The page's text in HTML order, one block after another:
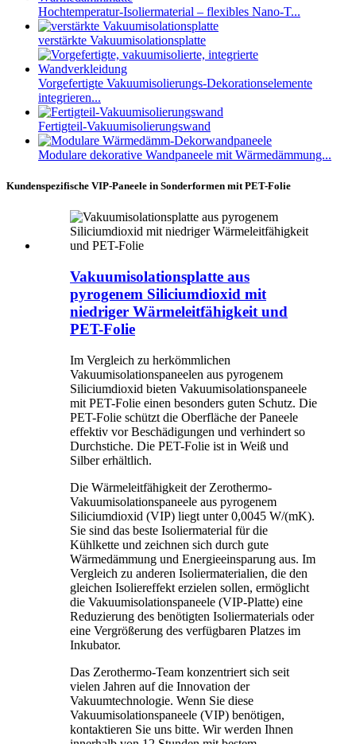
Hochtemperatur-Isoliermaterial – flexibles Nano-T...
verstärkte Vakuumisolationsplatte
Vorgefertigte Vakuumisolierungs-Dekorationselemente
integrieren...
Fertigteil-Vakuumisolierungswand
Modulare dekorative Wandpaneele mit Wärmedämmung...
Kundenspezifische VIP-Paneele in Sonderformen mit PET-Folie
Vakuumisolationsplatte aus
pyrogenem Siliciumdioxid mit
niedriger Wärmeleitfähigkeit und
PET-Folie
Im Vergleich zu herkömmlichen
Vakuumisolationspaneelen aus pyrogenem
Siliciumdioxid bieten Vakuumisolationspaneele
mit PET-Folie einen besonders guten Schutz. Die
PET-Folie schützt die Oberfläche der Paneele
effektiv vor Beschädigungen und verhindert so
Durchstiche. Die PET-Folie ist in Weiß und
Silber erhältlich.
Die Wärmeleitfähigkeit der Zerothermo-
Vakuumisolationspaneele aus pyrogenem
Siliciumdioxid (VIP) liegt unter 0,0045 W/(mK).
Sie sind das beste Isoliermaterial für die
Kühlkette und zeichnen sich durch gute
Wärmedämmung und Energieeinsparung aus. Im
Vergleich zu anderen Isoliermaterialien, die den
gleichen Isoliereffekt erzielen sollen, ermöglicht
die Vakuumisolationspaneele (VIP-Platte) eine
Reduzierung des benötigten Isoliermaterials oder
eine Vergrößerung des verfügbaren Platzes im
Inkubator.
Das Zerothermo-Team konzentriert sich seit
vielen Jahren auf die Innovation der
Vakuumtechnologie. Wenn Sie diese
Vakuumisolationspaneele (VIP) benötigen,
kontaktieren Sie uns bitte. Wir werden Ihnen